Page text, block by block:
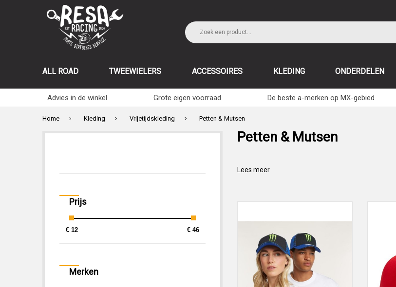
ALL ROAD TWEEWIELERS ACCESSOIRES KLEDING ONDERDELEN
Advies in de winkel Grote eigen voorraad De beste a-merken op MX-gebied
Home Kleding Vrijetijdskleding Petten & Mutsen
Prijs
€ 12 € 46
Merken
Petten & Mutsen
Lees meer